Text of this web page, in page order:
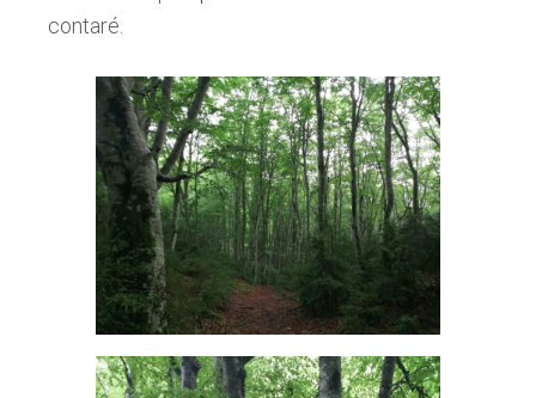
contaré.